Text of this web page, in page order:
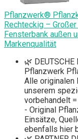
Pflanzwerk®
Rechteckig –
Fensterbank außen
Markenqualität
🌿
Pflanzwerk
Alle originalen
unserem
vorbehandelt
- Original
Einsätze,
ebenfalls hier